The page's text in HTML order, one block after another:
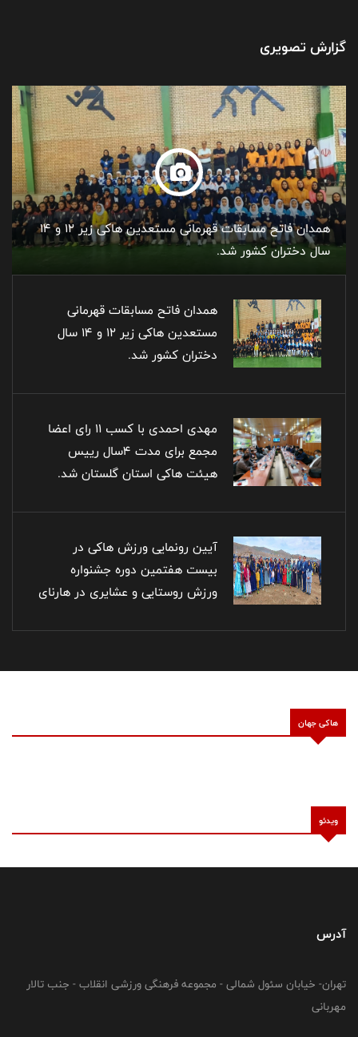
گزارش تصویری
همدان فاتح مسابقات قهرمانی مستعدین هاکی زیر ۱۲ و ۱۴
سال دختران کشور شد.
همدان فاتح مسابقات قهرمانی
مستعدین هاکی زیر ۱۲ و ۱۴ سال
دختران کشور شد.
مهدی احمدی با کسب ۱۱ رای اعضا
مجمع برای مدت ۴سال رییس
هیئت هاکی استان گلستان شد.
آیین رونمایی ورزش هاکی در
بیست هفتمین دوره جشنواره
ورزش روستایی و عشایری در هارنای
هاکی جهان
ویدئوبازدید دکتر سجادی وزیر محترم ورزش از اردوی هاکی
چمنی بانوان در تاریخ ۱ بهمن ۱۴۰۰
آدرس
تهران- خیابان سئول شمالی - مجموعه فرهنگی ورزشی انقلاب - جنب تالار
مهربانی